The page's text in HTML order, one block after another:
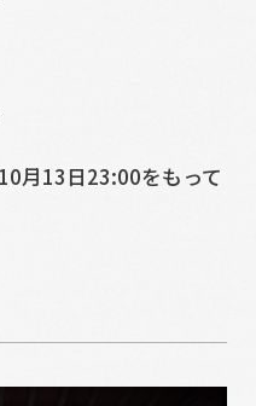
月13日23:00をもって